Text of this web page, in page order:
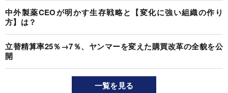
中外製薬CEOが明かす生存戦略と【変化に強い組織の作り
方】は？
立替精算率25％→7％、ヤンマーを変えた購買改革の全貌を公
開
一覧を見る